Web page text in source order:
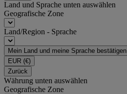
Land und Sprache unten auswählen
Geografische Zone
Land/Region - Sprache
Mein Land und meine Sprache bestätigen
EUR (€)
Zurück
Währung unten auswählen
Geografische Zone